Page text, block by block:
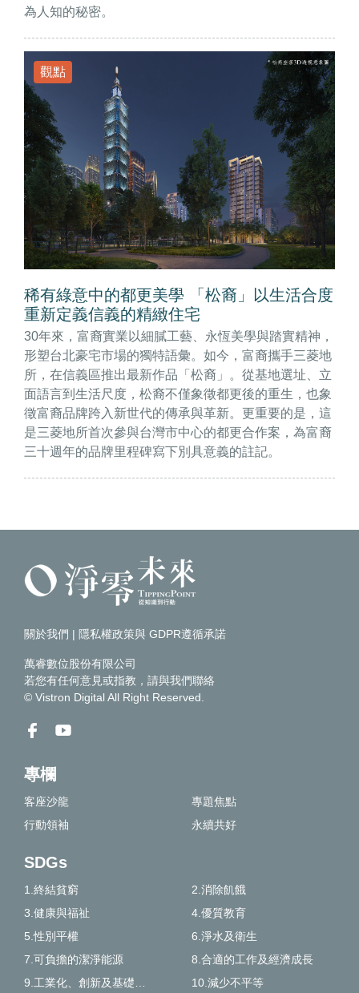
為人知的秘密。
觀點
稀有綠意中的都更美學 「松裔」以生活合度
重新定義信義的精緻住宅
30年來，富裔實業以細膩工藝、永恆美學與踏實精神，
形塑台北豪宅市場的獨特語彙。如今，富裔攜手三菱地
所，在信義區推出最新作品「松裔」。從基地選址、立
面語言到生活尺度，松裔不僅象徵都更後的重生，也象
徵富裔品牌跨入新世代的傳承與革新。更重要的是，這
是三菱地所首次參與台灣市中心的都更合作案，為富裔
三十週年的品牌里程碑寫下別具意義的註記。
關於我們 | 隱私權政策與 GDPR遵循承諾
萬睿數位股份有限公司
若您有任何意見或指教，請與我們聯絡
© Vistron Digital All Right Reserved.
專欄
客座沙龍
專題焦點
行動領袖
永續共好
SDGs
1.終結貧窮
2.消除飢餓
3.健康與福祉
4.優質教育
5.性別平權
6.淨水及衛生
7.可負擔的潔淨能源
8.合適的工作及經濟成長
9.工業化、創新及基礎建設
10.減少不平等